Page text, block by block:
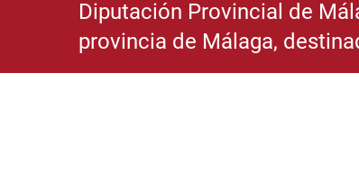
Diputación Provincial de
provincia de Málaga,